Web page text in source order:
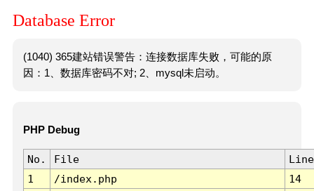
Database Error
(1040) 365建站错误警告：连接数据库失败，可能的原
因：1、数据库密码不对; 2、mysql未启动。
PHP Debug
No. File
Line
1
/index.php 14